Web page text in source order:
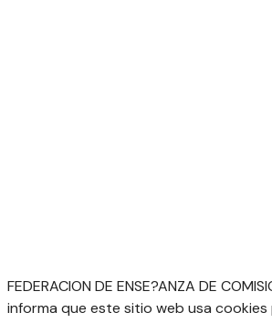
FEDERACION DE ENSE?ANZA DE
informa que este sitio web usa cookies